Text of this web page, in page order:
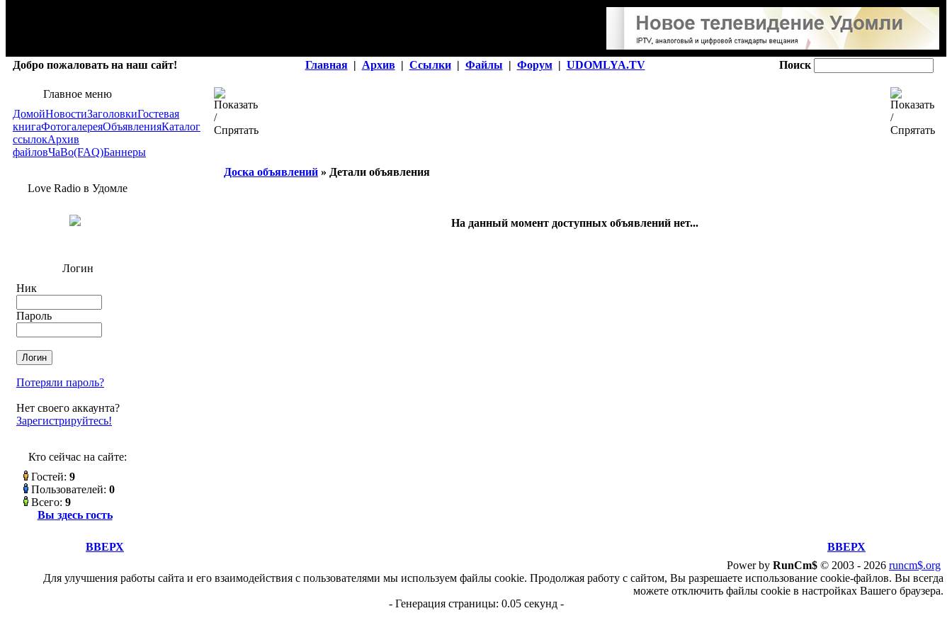
Добро пожаловать на наш сайт! Главная | Архив | Ссылки | Файлы | Форум | UDOMLYA.TV Поиск
Главное меню
ДомойНовостиЗаголовкиГостевая
книгаФотогалереяОбъявленияКаталог
ссылокАрхив
файловЧаВо(FAQ)Баннеры
Love Radio в Удомле
Логин
Ник
Пароль
Потеряли пароль?
Нет своего аккаунта?
Зарегистрируйтесь!
Кто сейчас на сайте:
Гостей: 9
Пользователей: 0
Всего: 9
Вы здесь гость
Доска объявлений » Детали объявления
На данный момент доступных объявлений нет...
ВВЕРХ
ВВЕРХ
Power by RunCm$ © 2003 - 2026 runcm$.org
Для улучшения работы сайта и его взаимодействия с пользователями мы используем файлы cookie. Продолжая работу с сайтом, Вы разрешаете использование cookie-файлов. Вы всегда
можете отключить файлы cookie в настройках Вашего браузера.
- Генерация страницы: 0.05 секунд -